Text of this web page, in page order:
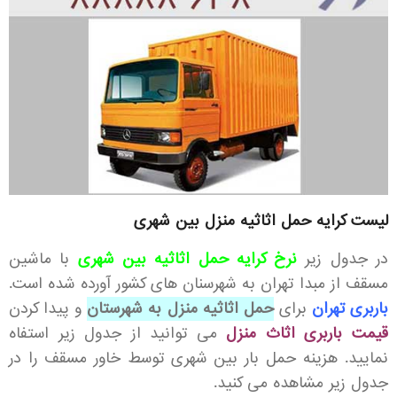
لیست کرایه حمل اثاثیه منزل بین شهری
در جدول زیر نرخ کرایه حمل اثاثیه بین شهری با ماشین
مسقف از مبدا تهران به شهرسنان های کشور آورده شده است.
باربری تهران برایحمل اثاثیه منزل به شهرستان و پیدا کردن
قیمت باربری اثاث منزل می توانید از جدول زیر استفاه
نمایید. هزینه حمل بار بین شهری توسط خاور مسقف را در
جدول زیر مشاهده می کنید.